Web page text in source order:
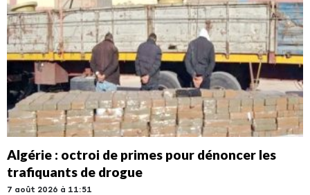
Algérie : octroi de primes pour dénoncer les
trafiquants de drogue
7 août 2026 à 11:51